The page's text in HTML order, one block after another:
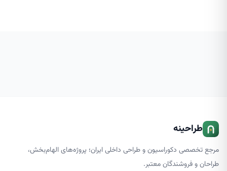
طراحینه
مرجع تخصصی دکوراسیون و طراحی داخلی ایران؛ پروژه‌های الهام‌بخش،
طراحان و فروشندگان معتبر.